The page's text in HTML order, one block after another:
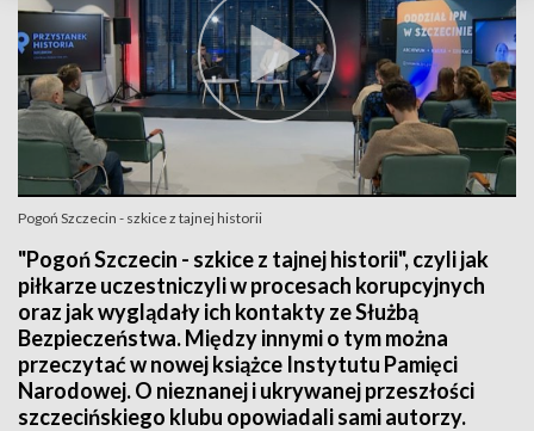
Pogoń Szczecin - szkice z tajnej historii
"Pogoń Szczecin - szkice z tajnej historii", czyli jak
piłkarze uczestniczyli w procesach korupcyjnych
oraz jak wyglądały ich kontakty ze Służbą
Bezpieczeństwa. Między innymi o tym można
przeczytać w nowej książce Instytutu Pamięci
Narodowej. O nieznanej i ukrywanej przeszłości
szczecińskiego klubu opowiadali sami autorzy.